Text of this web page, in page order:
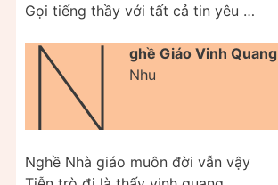
Gọi tiếng thầy với tất cả tin yêu …
N ghề Giáo Vinh Quang
Nhu
Nghề Nhà giáo muôn đời vẫn vậy